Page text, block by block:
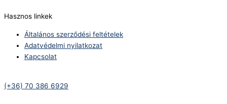
Hasznos linkek
Általános szerződési feltételek
Adatvédelmi nyilatkozat
Kapcsolat
(+36) 70 386 6929